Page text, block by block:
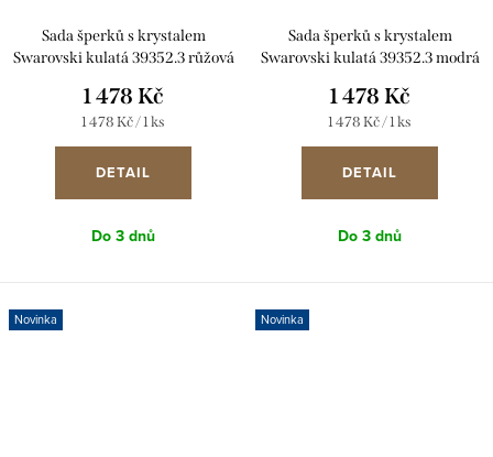
Sada šperků s krystalem
Swarovski kulatá 39352.3 růžová
1 478 Kč
Měrná
cena:
1 478 Kč / 1 ks
DETAIL
Do 3 dnů
Sada šperků s krystalem
Swarovski kulatá 39352.3 modrá
1 478 Kč
Měrná
cena:
1 478 Kč / 1 ks
DETAIL
Do 3 dnů
Novinka Novinka